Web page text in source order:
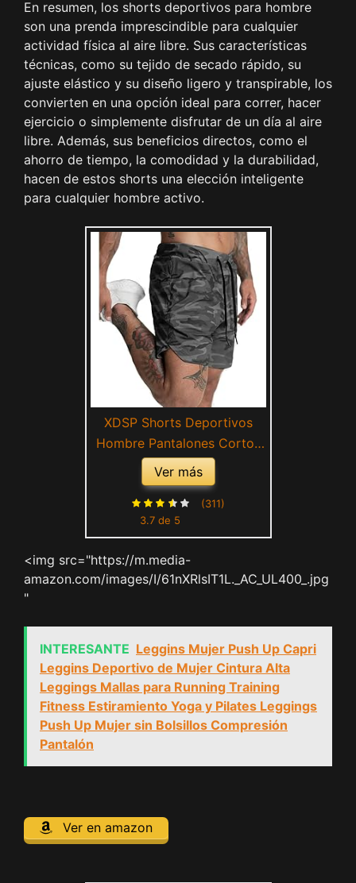
En resumen, los shorts deportivos para hombre
son una prenda imprescindible para cualquier
actividad física al aire libre. Sus características
técnicas, como su tejido de secado rápido, su
ajuste elástico y su diseño ligero y transpirable, los
convierten en una opción ideal para correr, hacer
ejercicio o simplemente disfrutar de un día al aire
libre. Además, sus beneficios directos, como el
ahorro de tiempo, la comodidad y la durabilidad,
hacen de estos shorts una elección inteligente
para cualquier hombre activo.
XDSP Shorts Deportivos
Hombre Pantalones Cortos
Shorts Pantalón Corto de
Entrenamiento de Secado
Rápido para Correr Jogging
Running al Aire Libre Ligero
Ver más
3.7 de 5
(311)
<img src="https://m.media-
amazon.com/images/I/61nXRlsIT1L._AC_UL400_.jpg
"
INTERESANTE Leggins Mujer Push Up Capri
Leggins Deportivo de Mujer Cintura Alta
Leggings Mallas para Running Training
Fitness Estiramiento Yoga y Pilates Leggings
Push Up Mujer sin Bolsillos Compresión
Pantalón
Ver en amazon